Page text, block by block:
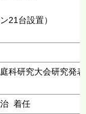
21台設置）
科研究大会研究発
着任